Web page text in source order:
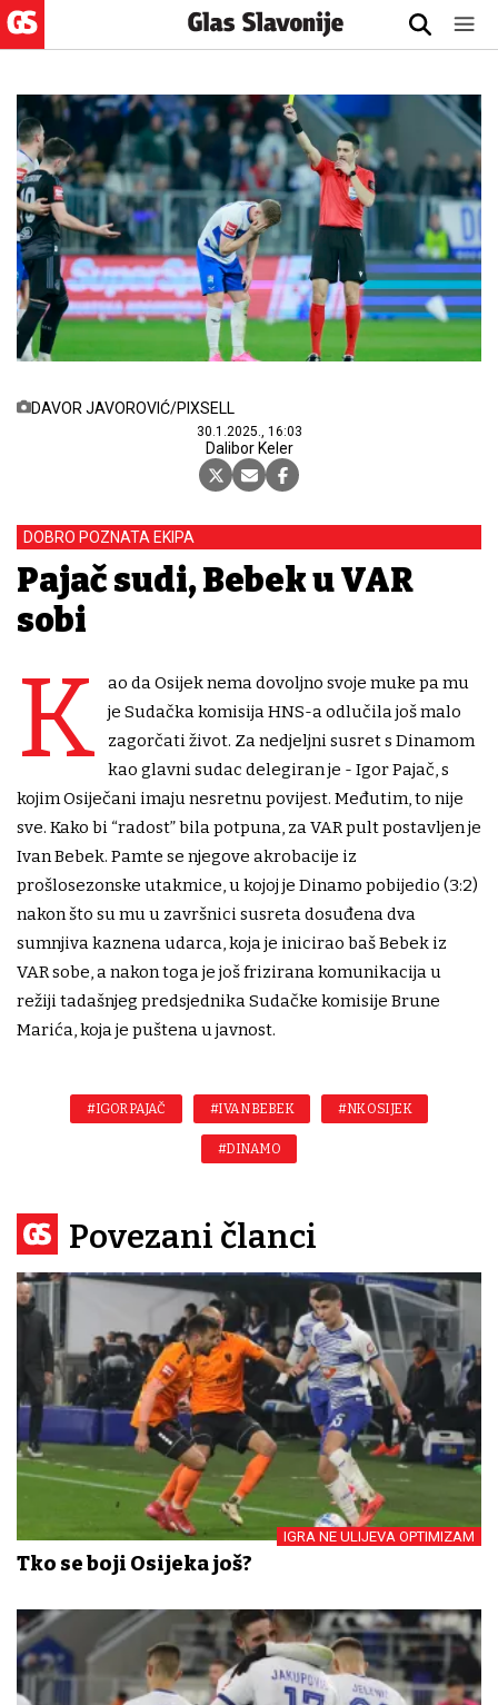
DAVOR JAVOROVIĆ/PIXSELL
30.1.2025., 16:03
Dalibor Keler
DOBRO POZNATA EKIPA
Pajač sudi, Bebek u VAR
sobi
K
ao da Osijek nema dovoljno svoje muke pa mu
je Sudačka komisija HNS-a odlučila još malo
zagorčati život. Za nedjeljni susret s Dinamom
kao glavni sudac delegiran je - Igor Pajač, s
kojim Osiječani imaju nesretnu povijest. Međutim, to nije
sve. Kako bi “radost” bila potpuna, za VAR pult postavljen je
Ivan Bebek. Pamte se njegove akrobacije iz
prošlosezonske utakmice, u kojoj je Dinamo pobijedio (3:2)
nakon što su mu u završnici susreta dosuđena dva
sumnjiva kaznena udarca, koja je inicirao baš Bebek iz
VAR sobe, a nakon toga je još frizirana komunikacija u
režiji tadašnjeg predsjednika Sudačke komisije Brune
Marića, koja je puštena u javnost.
#IGOR PAJAČ #IVAN BEBEK #NK OSIJEK
#DINAMO
Povezani članci
IGRA NE ULIJEVA OPTIMIZAM
Tko se boji Osijeka još?